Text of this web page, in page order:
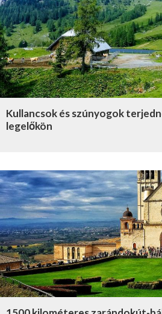
Kullancsok és szúnyogok
legelőkön